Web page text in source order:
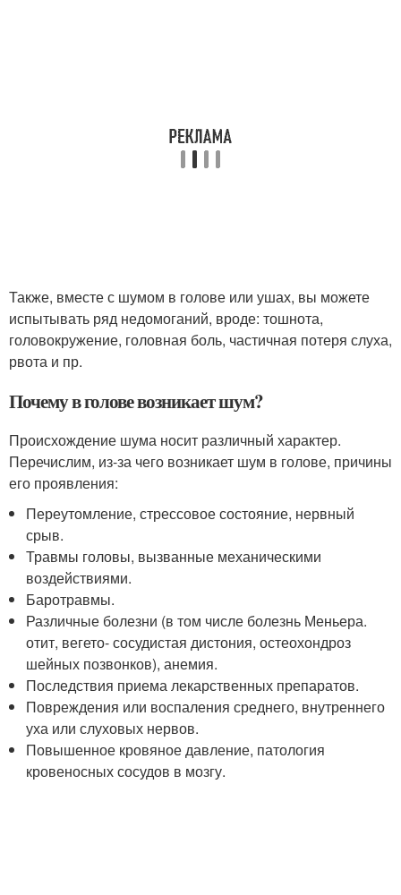
Также, вместе с шумом в голове или ушах, вы можете
испытывать ряд недомоганий, вроде: тошнота,
головокружение, головная боль, частичная потеря слуха,
рвота и пр.
Почему в голове возникает шум?
Происхождение шума носит различный характер.
Перечислим, из-за чего возникает шум в голове, причины
его проявления:
Переутомление, стрессовое состояние, нервный
срыв.
Травмы головы, вызванные механическими
воздействиями.
Баротравмы.
Различные болезни (в том числе болезнь Меньера.
отит, вегето- сосудистая дистония, остеохондроз
шейных позвонков), анемия.
Последствия приема лекарственных препаратов.
Повреждения или воспаления среднего, внутреннего
уха или слуховых нервов.
Повышенное кровяное давление, патология
кровеносных сосудов в мозгу.